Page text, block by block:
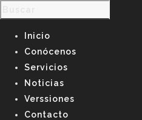
Inicio
Conócenos
Servicios
Noticias
Verssiones
Contacto